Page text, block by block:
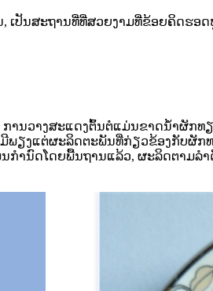
, ເປັນສະຖານທີ່ທີ່ສວຍງາມທີ່ຂ້ອຍຄິດຮອ
ການວາງສະແດງຕົ້ນຕໍແມ່ນຂາດນ້ໍາຜັ
ພຽງແຕ່ຜະລິດຕະພັນທີ່ກ່ຽວຂ້ອງກັບຜັ
ກໍານົດໂດຍພື້ນຖານແລ້ວ, ຜະລິດຕາມລໍາ